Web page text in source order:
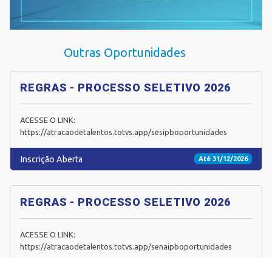
Outras Oportunidades
REGRAS - PROCESSO SELETIVO 2026
ACESSE O LINK:
https://atracaodetalentos.totvs.app/sesipboportunidades
Inscrição Aberta Até 31/12/2026
REGRAS - PROCESSO SELETIVO 2026
ACESSE O LINK:
https://atracaodetalentos.totvs.app/senaipboportunidades